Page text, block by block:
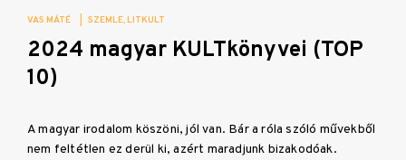
VAS MÁTÉ SZEMLE LITKULT
2024 magyar KULTkönyvei (TOP
10)
A magyar irodalom köszöni, jól van. Bár a róla szóló művekből
nem feltétlen ez derül ki, azért maradjunk bizakodóak.